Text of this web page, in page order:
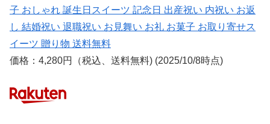
子 おしゃれ 誕生日スイーツ 記念日 出産祝い 内祝い お返
し 結婚祝い 退職祝い お見舞い お礼 お菓子 お取り寄せス
イーツ 贈り物 送料無料
価格：4,280円（税込、送料無料) (2025/10/8時点)